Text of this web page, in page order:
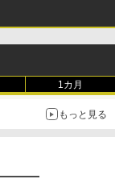
1カ月
もっと見る